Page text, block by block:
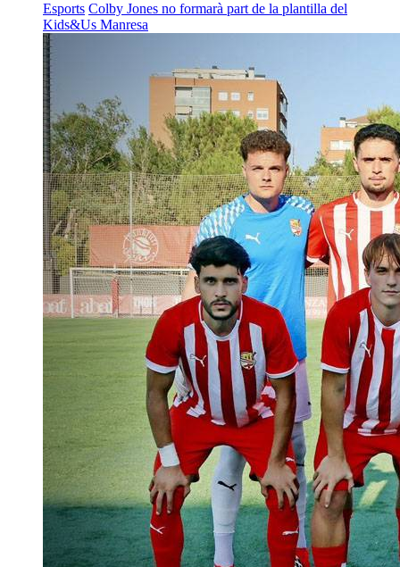
Esports Colby Jones no formarà part de la plantilla del
Kids&Us Manresa